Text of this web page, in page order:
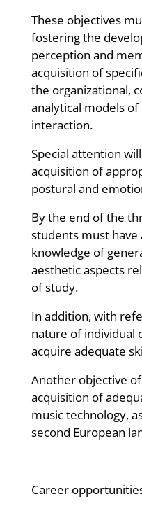
These objectives
fostering the
perception and
acquisition of
the organizational,
analytical models
interaction.
Special attention
acquisition of
postural and
By the end of the
students must
knowledge of
aesthetic aspects
of study.
In addition, with
nature of individual
acquire adequate
Another objective
acquisition of
music technology,
second European
Career